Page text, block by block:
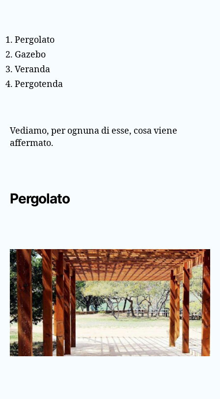
Pergolato
Gazebo
Veranda
Pergotenda
Vediamo, per ognuna di esse, cosa viene
affermato.
Pergolato